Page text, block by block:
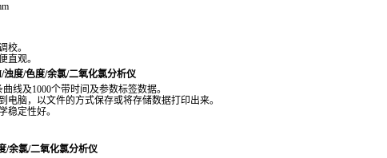
校。
直观。
浊度/色度/余氯/二氧化氯分析仪
曲线及1000个带时间及参数标签数据。
电脑，以文件的方式保存或将存储数据打印出来。
稳定性好。
/余氯/二氧化氯分析仪